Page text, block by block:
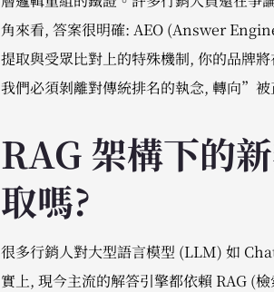
角來看, 答案很明確: AEO (Answer
提取與受眾比對上的特殊機制, 你的品牌
我們必須剝離對傳統排名的執念, 轉向”
RAG 架構下的
取嗎?
很多行銷人對大型語言模型 (LLM) 如
實上, 現今主流的解答引擎都依賴 RAG (